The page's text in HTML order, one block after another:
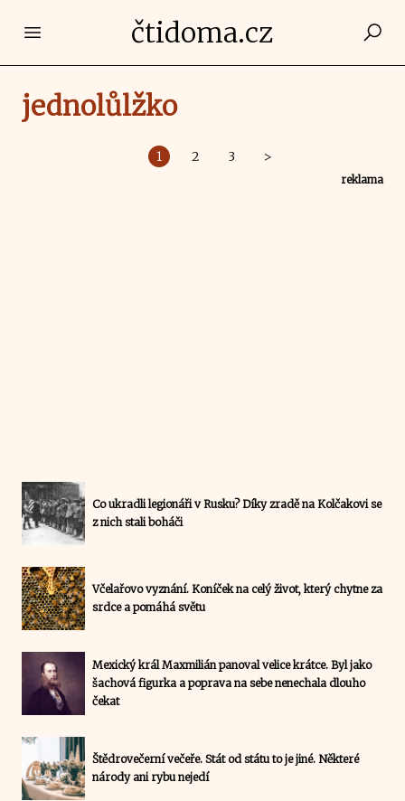
Open main menučtidoma.cz
jednolůlžko
1 2 3 >
reklama
Co ukradli legionáři v Rusku? Díky zradě na Kolčakovi se
z nich stali boháči
Včelařovo vyznání. Koníček na celý život, který chytne za
srdce a pomáhá světu
Mexický král Maxmilián panoval velice krátce. Byl jako
šachová figurka a poprava na sebe nenechala dlouho
čekat
Štědrovečerní večeře. Stát od státu to je jiné. Některé
národy ani rybu nejedí